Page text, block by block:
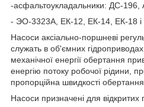
-асфальтоукладальники: ДС-196,
- ЭО-3323А, ЕК-12, ЕК-14, ЕК-18 і
Насоси аксіально-поршневі
служать в об'ємних
механічної енергії обертання
енергію потоку робочої рідини,
пропорційна швидкості
Насоси призначені для відкритих